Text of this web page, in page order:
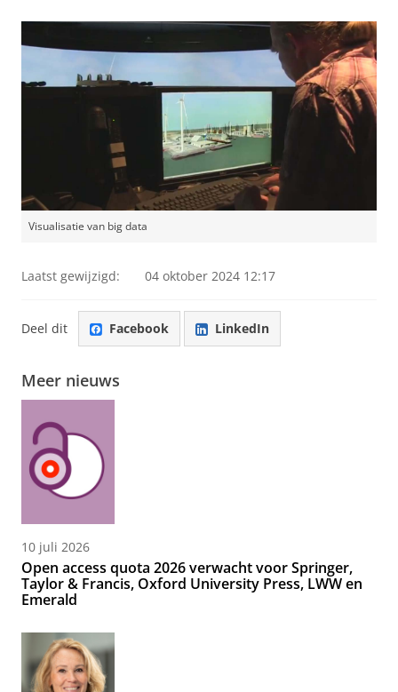
Visualisatie van big data
Laatst gewijzigd: 04 oktober 2024 12:17
Deel dit Facebook LinkedIn
Meer nieuws
10 juli 2026
Open access quota 2026 verwacht voor Springer,
Taylor & Francis, Oxford University Press, LWW en
Emerald